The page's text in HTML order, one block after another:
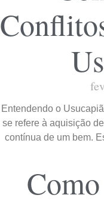
Entendendo o
se refere à aquisição
contínua de um bem.